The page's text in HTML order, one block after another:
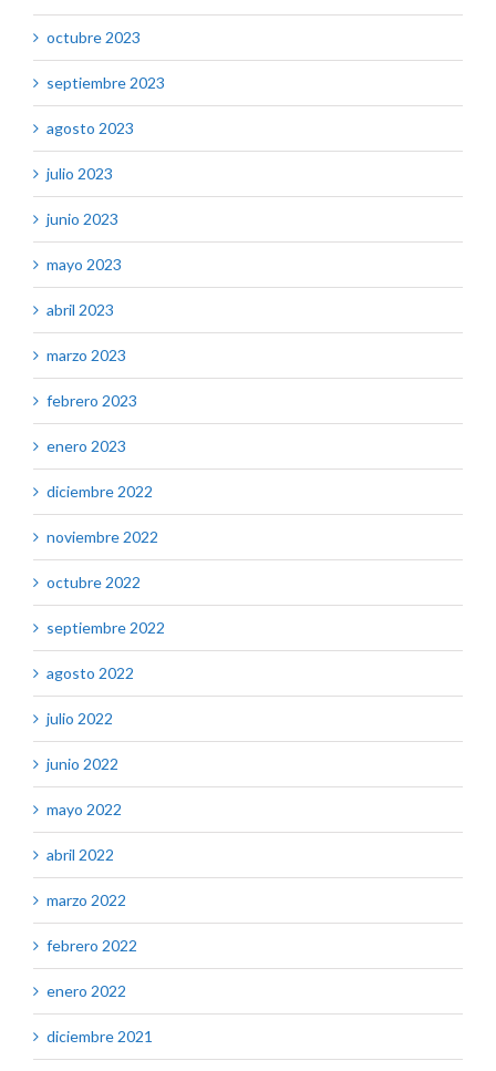
octubre 2023
septiembre 2023
agosto 2023
julio 2023
junio 2023
mayo 2023
abril 2023
marzo 2023
febrero 2023
enero 2023
diciembre 2022
noviembre 2022
octubre 2022
septiembre 2022
agosto 2022
julio 2022
junio 2022
mayo 2022
abril 2022
marzo 2022
febrero 2022
enero 2022
diciembre 2021